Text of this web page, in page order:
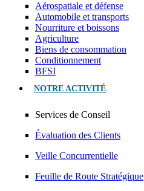
Aérospatiale et défense
Automobile et transports
Nourriture et boissons
Agriculture
Biens de consommation
Conditionnement
BFSI
NOTRE ACTIVITÉ
Services de Conseil
Évaluation des Clients
Veille Concurrentielle
Feuille de Route Stratégique